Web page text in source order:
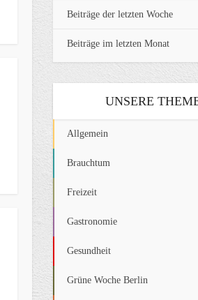
Beiträge der letzten Woche
Beiträge im letzten Monat
UNSERE
Allgemein
Brauchtum
Freizeit
Gastronomie
Gesundheit
Grüne Woche Berlin